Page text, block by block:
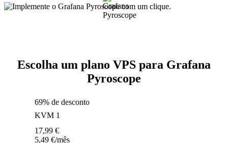
Escolha um plano VPS para Grafana
Pyroscope
69% de desconto
KVM 1
17,99 €
5,49 €/mês